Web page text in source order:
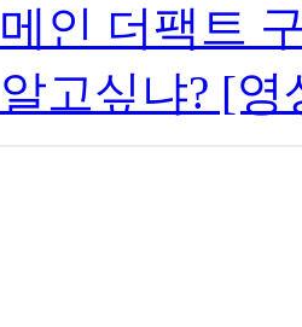
인 더팩트
고싶냐? [